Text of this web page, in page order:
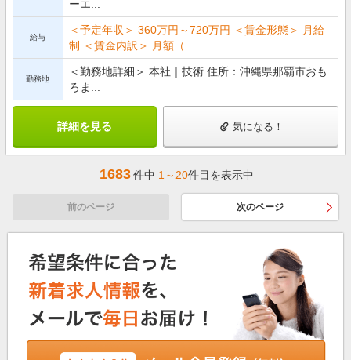
ーエ...
給与
＜予定年収＞ 360万円～720万円 ＜賃金形態＞ 月給
制 ＜賃金内訳＞ 月額（...
勤務地
＜勤務地詳細＞ 本社｜技術 住所：沖縄県那覇市おも
ろま...
詳細を見る 気になる！
1683件中 1～20件目を表示中
前のページ 次のページ